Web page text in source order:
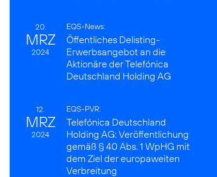
20.
MRZ
2024
EQS-News:
Öffentliches Delisting-
Erwerbsangebot an die
Aktionäre der Telefónica
Deutschland Holding AG
12.
MRZ
2024
EQS-PVR:
Telefónica Deutschland
Holding AG: Veröffentlichung
gemäß § 40 Abs. 1 WpHG mit
dem Ziel der europaweiten
Verbreitung